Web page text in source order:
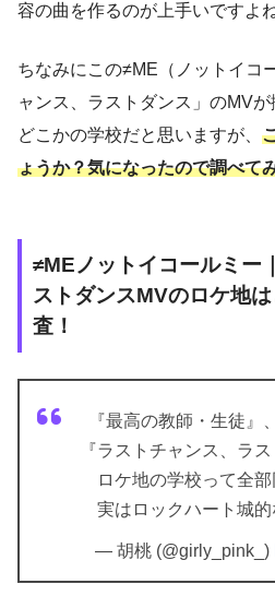
容の曲を作るのが上手いですよね
ちなみにこの≠ME（ノットイコ
ャンス、ラストダンス」のMVが
どこかの学校だと思いますが、
ょうか？気になったので調べて
≠MEノットイコールミー
ストダンスMVのロケ地
査！
『最高の教師・生徒』
『ラストチャンス、ラ
ロケ地の学校って全
実はロックハート城
— 胡桃 (@girly_pink_)